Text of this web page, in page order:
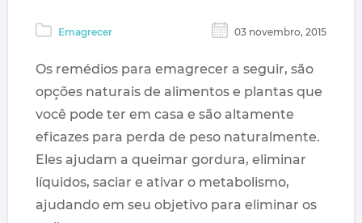
Emagrecer 03 novembro, 2015
Os remédios para emagrecer a seguir, são
opções naturais de alimentos e plantas que
você pode ter em casa e são altamente
eficazes para perda de peso naturalmente.
Eles ajudam a queimar gordura, eliminar
líquidos, saciar e ativar o metabolismo,
ajudando em seu objetivo para eliminar os